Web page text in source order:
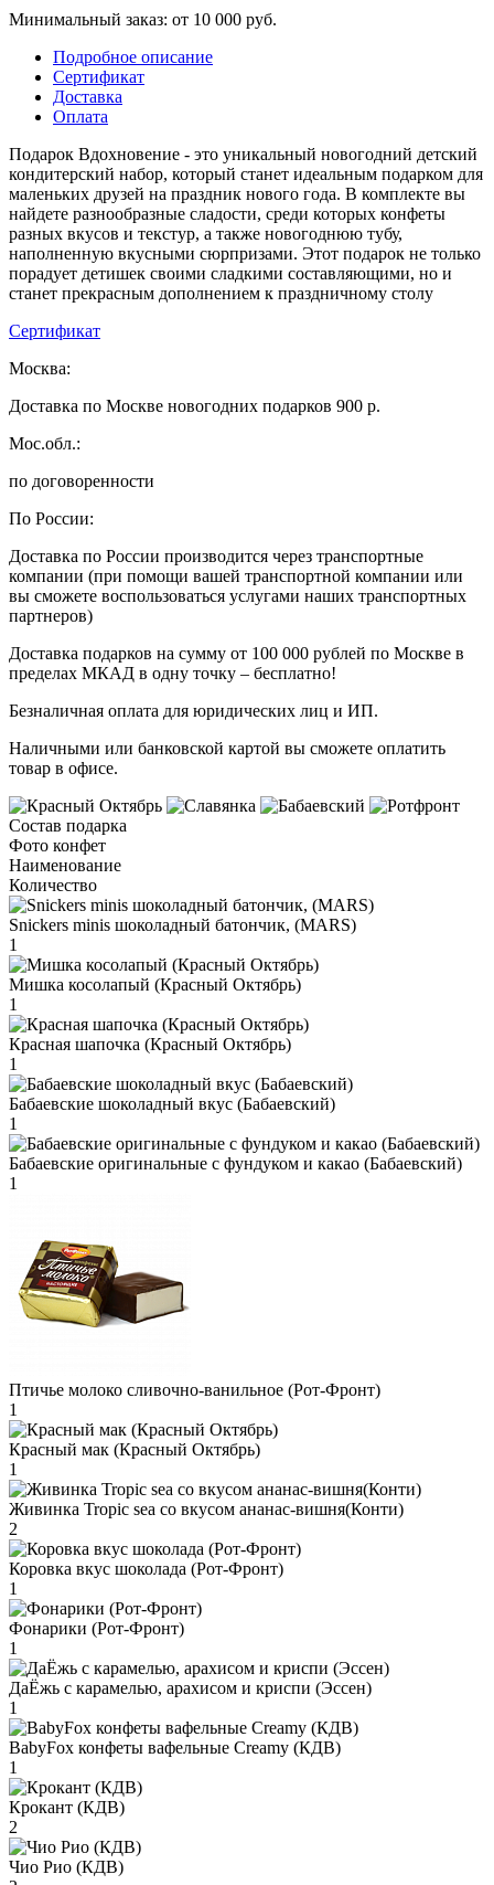
Минимальный заказ: от 10 000 руб.
Подробное описание
Сертификат
Доставка
Оплата
Подарок Вдохновение - это уникальный новогодний детский
кондитерский набор, который станет идеальным подарком для
маленьких друзей на праздник нового года. В комплекте вы
найдете разнообразные сладости, среди которых конфеты
разных вкусов и текстур, а также новогоднюю тубу,
наполненную вкусными сюрпризами. Этот подарок не только
порадует детишек своими сладкими составляющими, но и
станет прекрасным дополнением к праздничному столу
Сертификат
Москва:
Доставка по Москве новогодних подарков 900 р.
Мос.обл.:
по договоренности
По России:
Доставка по России производится через транспортные
компании (при помощи вашей транспортной компании или
вы сможете воспользоваться услугами наших транспортных
партнеров)
Доставка подарков на сумму от 100 000 рублей по Москве в
пределах МКАД в одну точку – бесплатно!
Безналичная оплата для юридических лиц и ИП.
Наличными или банковской картой вы сможете оплатить
товар в офисе.
Состав подарка
Фото конфет
Наименование
Количество
Snickers minis шоколадный батончик, (MARS)
1
Мишка косолапый (Красный Октябрь)
1
Красная шапочка (Красный Октябрь)
1
Бабаевские шоколадный вкус (Бабаевский)
1
Бабаевские оригинальные с фундуком и какао (Бабаевский)
1
Птичье молоко сливочно-ванильное (Рот-Фронт)
1
Красный мак (Красный Октябрь)
1
Живинка Tropic sea со вкусом ананас-вишня(Конти)
2
Коровка вкус шоколада (Рот-Фронт)
1
Фонарики (Рот-Фронт)
1
ДаЁжь с карамелью, арахисом и криспи (Эссен)
1
BabyFox конфеты вафельные Creamy (КДВ)
1
Крокант (КДВ)
2
Чио Рио (КДВ)